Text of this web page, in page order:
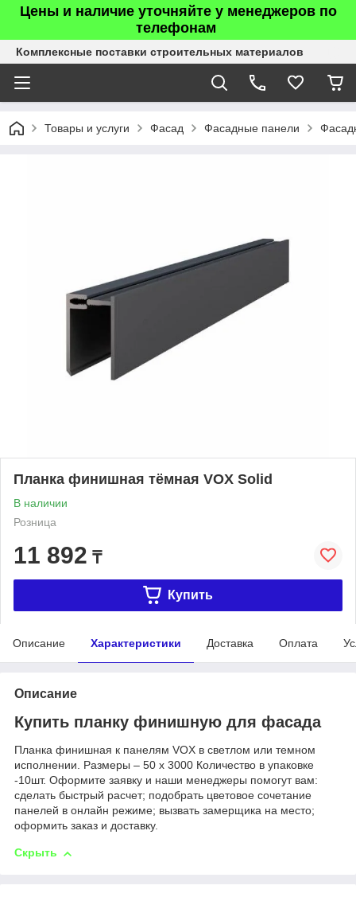
Цены и наличие уточняйте у менеджеров по
телефонам
Комплексные поставки строительных материалов
Товары и услуги Фасад Фасадные панели
Планка финишная тёмная VOX Solid
В наличии
Розница
11 892 ₸
Купить
Описание Характеристики Доставка Оплата
Описание
Купить планку финишную для фасада
Планка финишная к панелям VOX в светлом или темном
исполнении. Размеры – 50 x 3000 Количество в упаковке
-10шт. Оформите заявку и наши менеджеры помогут вам:
сделать быстрый расчет; подобрать цветовое сочетание
панелей в онлайн режиме; вызвать замерщика на место;
оформить заказ и доставку.
Скрыть